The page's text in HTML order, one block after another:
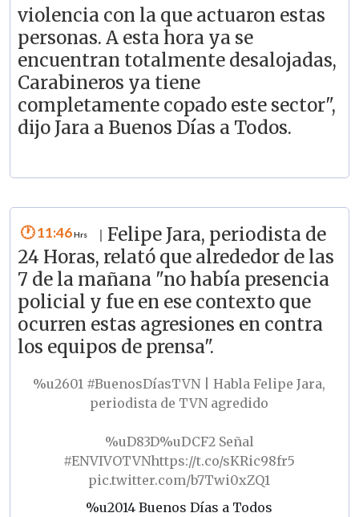
violencia con la que actuaron estas
personas. A esta hora ya se
encuentran totalmente desalojadas,
Carabineros ya tiene
completamente copado este sector",
dijo Jara a Buenos Días a Todos.
11:46
Felipe Jara, periodista de
24 Horas, relató que alrededor de las
7 de la mañana "no había presencia
policial y fue en ese contexto que
ocurren estas agresiones en contra
los equipos de prensa".
%u2601 #BuenosDíasTVN| Habla Felipe Jara,
periodista de TVN agredido
%uD83D%uDCF2 Señal
#ENVIVOTVNhttps://t.co/sKRic98fr5
pic.twitter.com/b7Twi0xZQ1
%u2014 Buenos Días a Todos